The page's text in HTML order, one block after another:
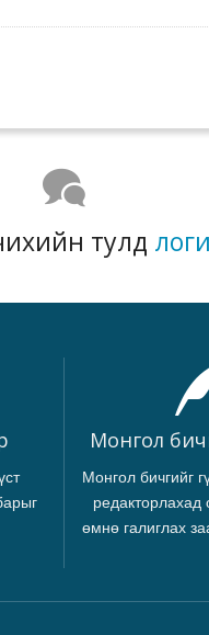
тулд
Монгол
Монгол бичгийг
өмнө галиглах